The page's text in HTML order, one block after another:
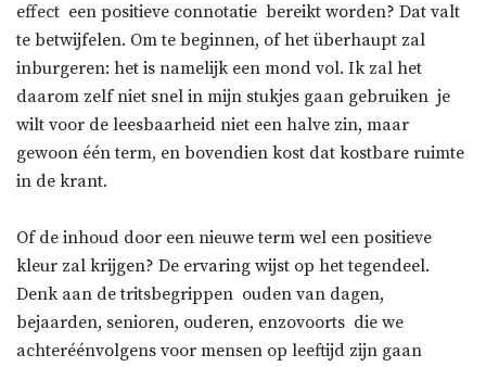
effect  een positieve connotatie  bereikt worden? Dat valt
te betwijfelen. Om te beginnen, of het überhaupt zal
inburgeren: het is namelijk een mond vol. Ik zal het
daarom zelf niet snel in mijn stukjes gaan gebruiken  je
wilt voor de leesbaarheid niet een halve zin, maar
gewoon één term, en bovendien kost dat kostbare ruimte
in de krant.
Of de inhoud door een nieuwe term wel een positieve
kleur zal krijgen? De ervaring wijst op het tegendeel.
Denk aan de tritsbegrippen  ouden van dagen,
bejaarden, senioren, ouderen, enzovoorts  die we
achteréénvolgens voor mensen op leeftijd zijn gaan